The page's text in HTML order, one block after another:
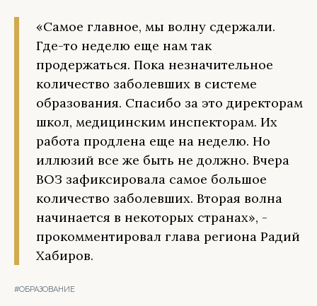
«Самое главное, мы волну сдержали.
Где-то неделю еще нам так
продержаться. Пока незначительное
количество заболевших в системе
образования. Спасибо за это директорам
школ, медицинским инспекторам. Их
работа продлена еще на неделю. Но
иллюзий все же быть не должно. Вчера
ВОЗ зафиксировала самое большое
количество заболевших. Вторая волна
начинается в некоторых странах», -
прокомментировал глава региона Радий
Хабиров.
#ОБРАЗОВАНИЕ